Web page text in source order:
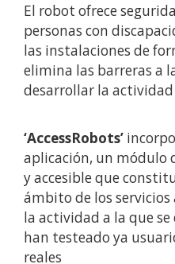
El robot ofrece
personas con
las instalaciones de
elimina las barreras a
desarrollar la actividad
‘AccessRobots’
aplicación, un módulo
y accesible que
ámbito de los
la actividad a la que
han testeado ya
reales